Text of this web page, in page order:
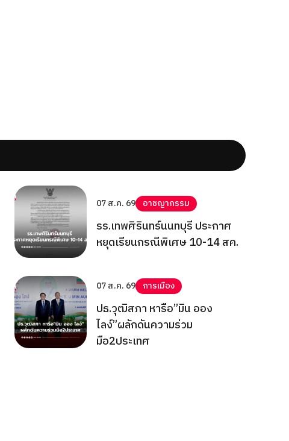
07 ส.ค. 69 อาชญากรรม
รร.เทพศิรินทร์นนทบุรี ประกาศ
หยุดเรียนกรณีพิเศษ 10-14 สค.
07 ส.ค. 69 การเมือง
ปธ.วุฒิสภา หารือ”มิน ออง
ไลง์”ผลักดันความร่วม
มือ2ประเทศ